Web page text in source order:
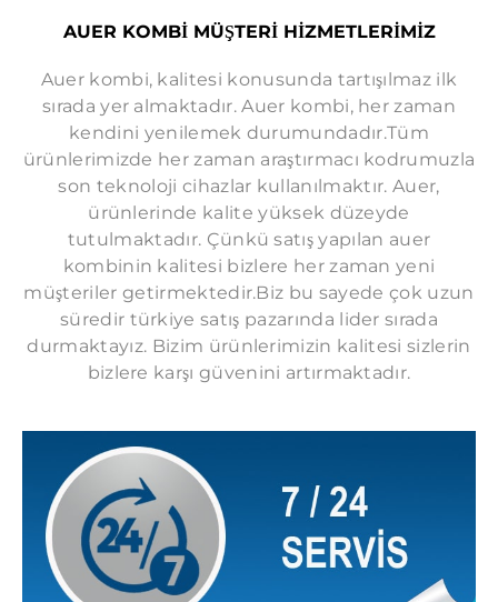
AUER KOMBİ MÜŞTERİ HİZMETLERİMİZ
Auer kombi, kalitesi konusunda tartışılmaz ilk
sırada yer almaktadır. Auer kombi, her zaman
kendini yenilemek durumundadır.Tüm
ürünlerimizde her zaman araştırmacı kodrumuzla
son teknoloji cihazlar kullanılmaktır. Auer,
ürünlerinde kalite yüksek düzeyde
tutulmaktadır. Çünkü satış yapılan auer
kombinin kalitesi bizlere her zaman yeni
müşteriler getirmektedir.Biz bu sayede çok uzun
süredir türkiye satış pazarında lider sırada
durmaktayız. Bizim ürünlerimizin kalitesi sizlerin
bizlere karşı güvenini artırmaktadır.
OSMANBEY AUER SERVISI
SEYRANTEPE AUER SERVISI
ŞIRINTEPE AUER SERVISI
TAKSIM AUER SERVISI
TOPKAPI AUER SERVISI
ULUS AUER SERVISI
YAYLA AUER SERVISI
ZINCIRLIKUYU AUER SERVISI